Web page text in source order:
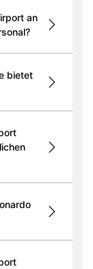
an
bietet